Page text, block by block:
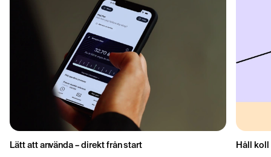
Lätt att använda – direkt från start
Håll koll